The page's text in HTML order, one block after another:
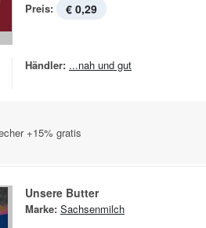
Preis: € 0,29
Händler: ...nah und gut
+15% gratis
Unsere Butter
Marke: Sachsenmilch